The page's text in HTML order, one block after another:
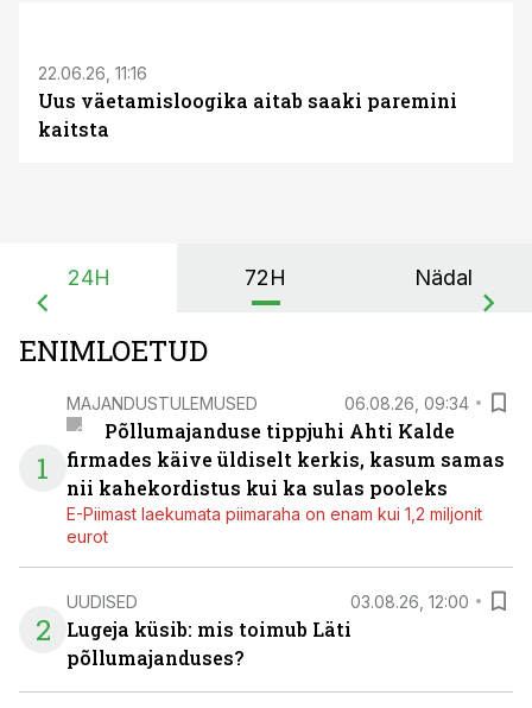
22.06.26, 11:16
Uus väetamisloogika aitab saaki paremini
kaitsta
24H 72H Nädal
ENIMLOETUD
1
MAJANDUSTULEMUSED 06.08.26, 09:34
Põllumajanduse tippjuhi Ahti Kalde
firmades käive üldiselt kerkis, kasum samas
nii kahekordistus kui ka sulas pooleks
E-Piimast laekumata piimaraha on enam kui 1,2 miljonit
eurot
2
UUDISED 03.08.26, 12:00
Lugeja küsib: mis toimub Läti
põllumajanduses?